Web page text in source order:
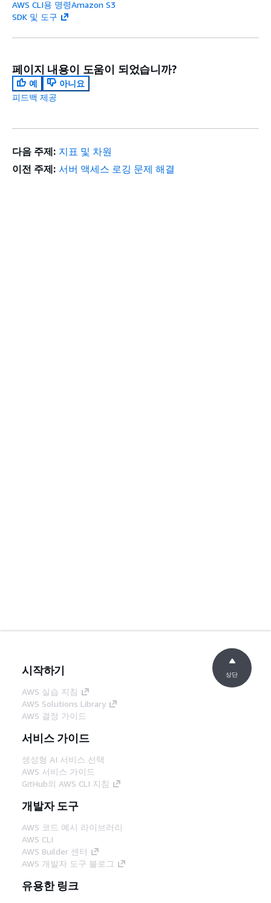
AWS CLI용 명령Amazon S3
SDK 및 도구
페이지 내용이 도움이 되었습니까?
예
아니요
피드백 제공
다음 주제: 지표 및 차원
이전 주제: 서버 액세스 로깅 문제 해결
시작하기
AWS 실습 지침
AWS Solutions Library
AWS 결정 가이드
서비스 가이드
생성형 AI 서비스 선택
AWS 서비스 가이드
GitHub의 AWS CLI 지침
개발자 도구
AWS 코드 예시 라이브러리
AWS CLI
AWS Builder 센터
AWS 개발자 도구 블로그
유용한 링크
상단